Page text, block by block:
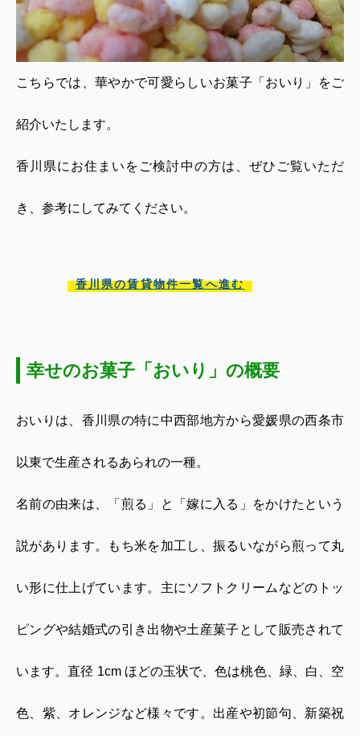
こちらでは、華やかで可愛らしいお菓子「おいり」をご
紹介いたします。
香川県にお住まいをご検討中の方は、ぜひご覧いただ
き、参考にしてみてください。
香川県の賃貸物件一覧へ進む
幸せのお菓子「おいり」の概要
おいりは、香川県の特に中西部地方から愛媛県の西条市
以東で生産されるあられの一種。
名前の由来は、「煎る」と「嫁に入る」をかけたという
説があります。もち米を加工し、振るいながら煎って丸
い形に仕上げています。主にソフトクリームなどのトッ
ピングや結婚式の引き出物や土産菓子として販売されて
います。直径 1cm ほどの玉状で、色は桃色、緑、白、空
色、紫、オレンジなど様々です。出産や初節句、新築祝